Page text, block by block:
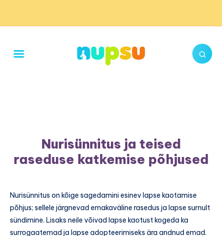
Nurisünnitus ja teised
raseduse katkemise põhjused
Nurisünnitus on kõige sagedamini esinev lapse kaotamise
põhjus; sellele järgnevad emakaväline rasedus ja lapse surnult
sündimine. Lisaks neile võivad lapse kaotust kogeda ka
surrogaatemad ja lapse adopteerimiseks ära andnud emad.